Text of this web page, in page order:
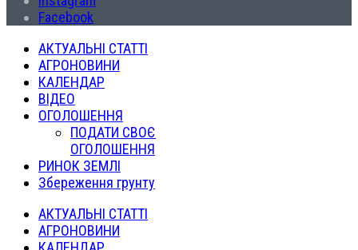
Facebook
АКТУАЛЬНІ СТАТТІ
АГРОНОВИНИ
КАЛЕНДАР
ВІДЕО
ОГОЛОШЕННЯ
ПОДАТИ СВОЄ
ОГОЛОШЕННЯ
РИНОК ЗЕМЛІ
Збереження грунту
АКТУАЛЬНІ СТАТТІ
АГРОНОВИНИ